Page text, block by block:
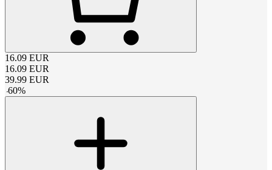
16.09 EUR
16.09 EUR
39.99 EUR
-60%